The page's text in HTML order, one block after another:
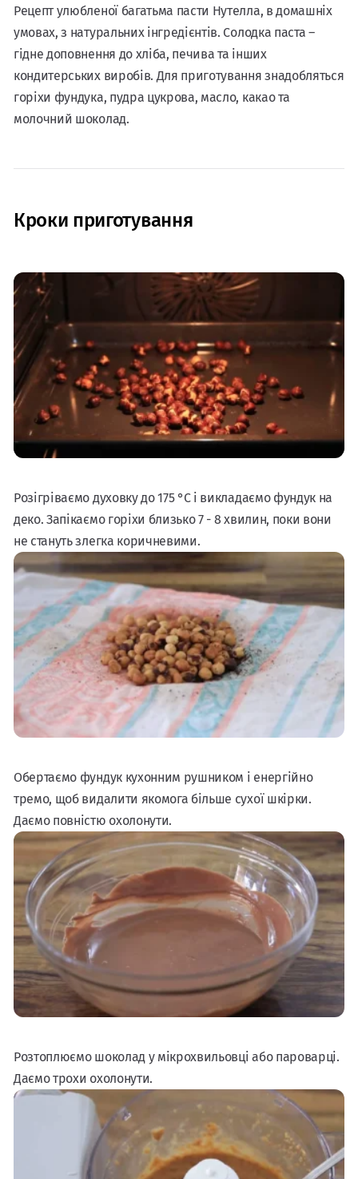
Рецепт улюбленої багатьма пасти Нутелла, в домашніх
умовах, з натуральних інгредієнтів. Солодка паста –
гідне доповнення до хліба, печива та інших
кондитерських виробів. Для приготування знадобляться
горіхи фундука, пудра цукрова, масло, какао та
молочний шоколад.
Кроки приготування
Розігріваємо духовку до 175 °C і викладаємо фундук на
деко. Запікаємо горіхи близько 7 - 8 хвилин, поки вони
не стануть злегка коричневими.
Обертаємо фундук кухонним рушником і енергійно
тремо, щоб видалити якомога більше сухої шкірки.
Даємо повністю охолонути.
Розтоплюємо шоколад у мікрохвильовці або пароварці.
Даємо трохи охолонути.